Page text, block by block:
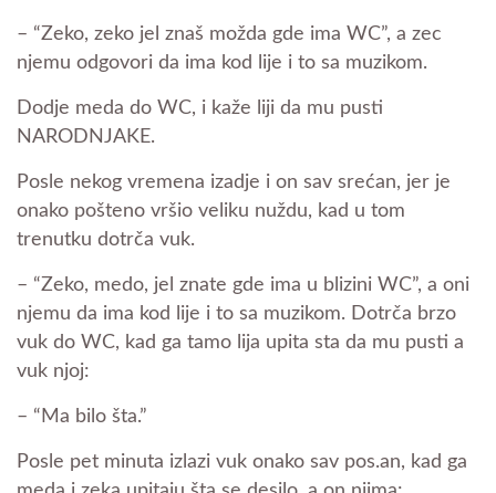
– “Zeko, zeko jel znaš možda gde ima WC”, a zec
njemu odgovori da ima kod lije i to sa muzikom.
Dodje meda do WC, i kaže liji da mu pusti
NARODNJAKE.
Posle nekog vremena izadje i on sav srećan, jer je
onako pošteno vršio veliku nuždu, kad u tom
trenutku dotrča vuk.
– “Zeko, medo, jel znate gde ima u blizini WC”, a oni
njemu da ima kod lije i to sa muzikom. Dotrča brzo
vuk do WC, kad ga tamo lija upita sta da mu pusti a
vuk njoj:
– “Ma bilo šta.”
Posle pet minuta izlazi vuk onako sav pos.an, kad ga